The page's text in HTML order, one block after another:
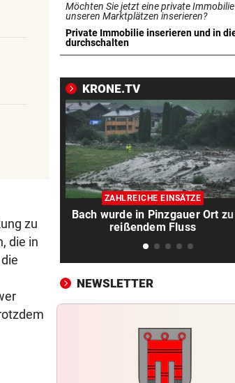
zu
die in
Schubhäftling gelingt bei
Transport die Flucht
EIN TEURER SPASS vor
Huracan auf Alpenpass
TOT GEBORGEN vor
Frau von Bord gefallen und
Wellen verschluckt
„OANEN IN DR KRONE“ vor
Der Platzhirsch im schönen
Brandnertal
NOLDE VERLIERT GELB
„Captain Colin“ liegt nach
drei auf der Lauer
Radlerin gestürzt: Schweizer
SUV-Fahrer flüchtet
LÄNDLE-HEIMKEHRER
Möchten Sie jetzt eine private
unseren Marktplätzen inserieren?
Private Immobilie inserieren und in
durchschalten
in neuem Tab öffnen
KRONE.TV
ZAHLREICHE EINSÄTZE
Bach wurde in Pinzgauer Ort zu
reißendem Fluss
NEWSLETTER